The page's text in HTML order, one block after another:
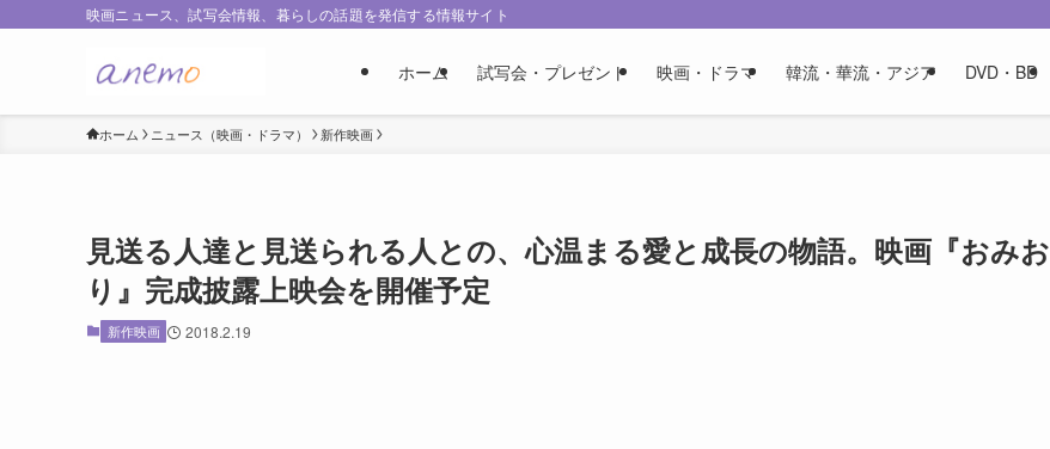
映画ニュース、試写会情報、暮らしの話題を発信する情報サイト
ホーム 試写会・プレゼント 映画・ドラマ 韓流・華流・アジア DVD・BD
ホーム ニュース（映画・ドラマ） 新作映画
見送る人達と見送られる人との、心温まる愛と成長の物語。映画『おみお
り』完成披露上映会を開催予定
新作映画 2018.2.19